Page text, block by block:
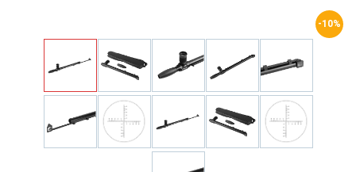
-10%